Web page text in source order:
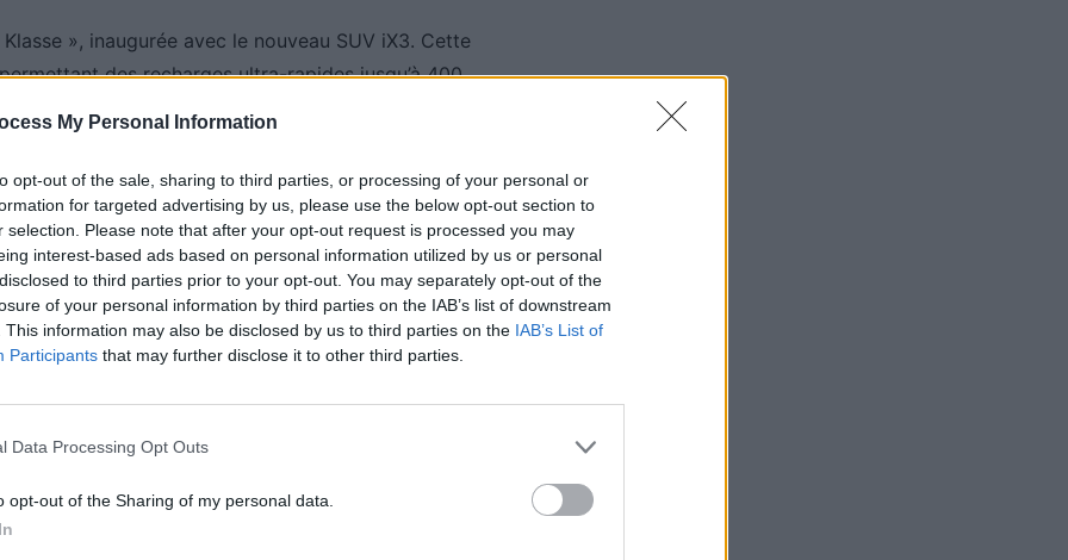
My Personal Information
opt-out of the sale, sharing to third parties, or processing of your personal or
for targeted advertising by us, please use the below opt-out section to
selection. Please note that after your opt-out request is processed you may
interest-based ads based on personal information utilized by us or personal
to third parties prior to your opt-out. You may separately opt-out of the
of your personal information by third parties on the IAB’s list of downstream
This information may also be disclosed by us to third parties on the IAB’s List of
Participants that may further disclose it to other third parties.
Data Processing Opt Outs
opt-out of the Sharing of my personal data.
», inaugurée avec le nouveau SUV iX3. Cette
des recharges ultra-rapides jusqu’à 400
récupérer plusieurs centaines de kilomètres en
les moteurs de l’iX3. Deux versions sont
479 chevaux. Ces motorisations promettent une
des accélérations franches.
à l’esprit BMW
» présenté en 2023. La silhouette conservera
pour l’occasion. À bord, le système